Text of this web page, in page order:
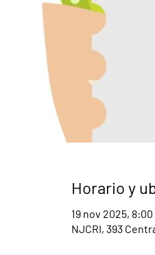
Horario y
19 nov 2025, 8:00
NJCRI, 393